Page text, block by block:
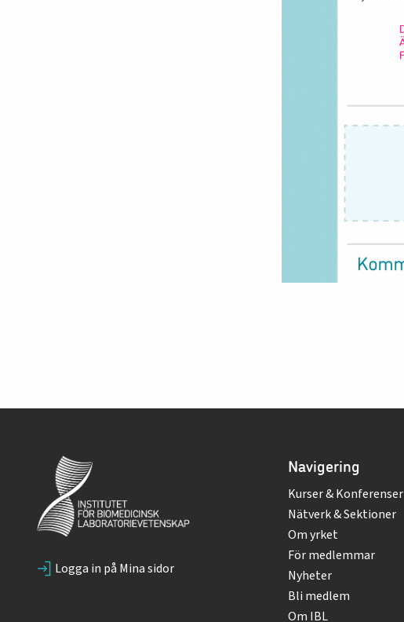
Logga in på Mina sidor
Navigering
Kurser & Konferenser
Nätverk & Sektioner
Om yrket
För medlemmar
Nyheter
Bli medlem
Om IBL